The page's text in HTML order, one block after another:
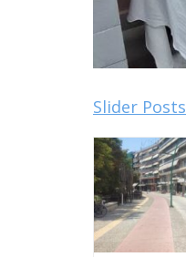
Slider Posts